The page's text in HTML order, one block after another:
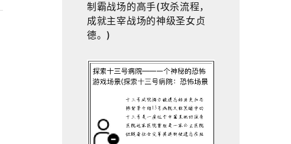
制霸战场的高手(攻杀流程，
成就主宰战场的神级圣女贞
德。)